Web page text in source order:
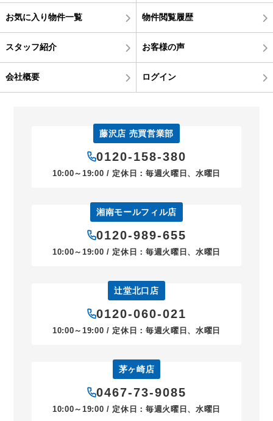
お気に入り物件一覧 物件閲覧履歴
スタッフ紹介 お客様の声
会社概要 ログイン
藤沢店 売買営業部
0120-158-380
10:00～19:00 / 定休日：毎週火曜日、水曜日
湘南モールフィル店
0120-989-655
10:00～19:00 / 定休日：毎週火曜日、水曜日
辻堂北口店
0120-060-021
10:00～19:00 / 定休日：毎週火曜日、水曜日
茅ヶ崎店
0467-73-9085
10:00～19:00 / 定休日：毎週火曜日、水曜日